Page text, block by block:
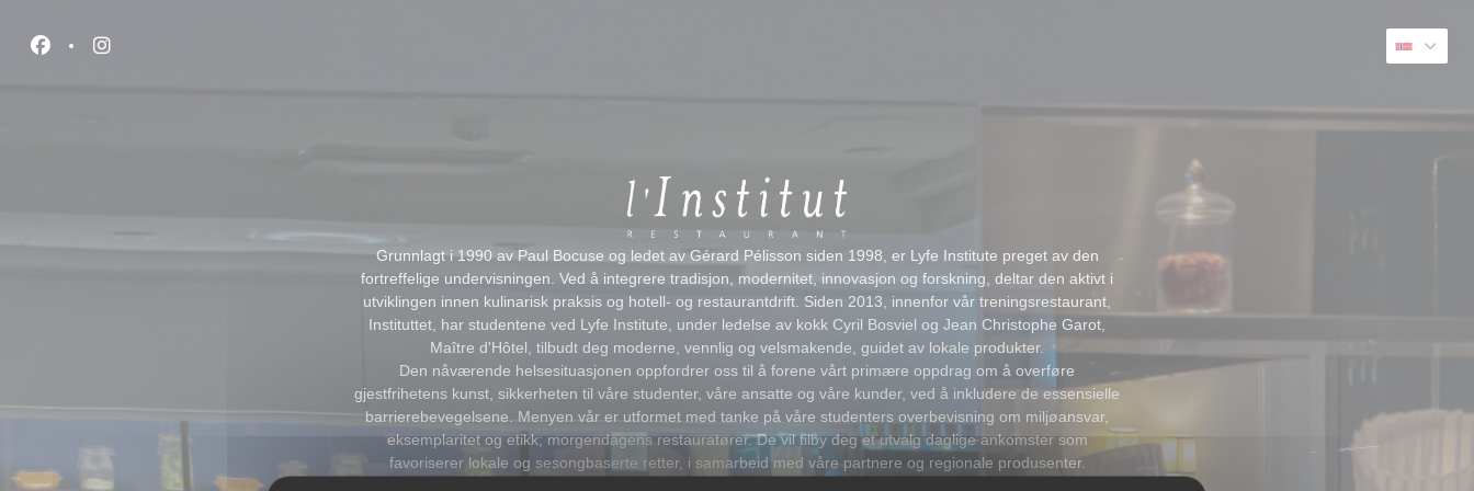
Facebook ((åpner i et nytt vindu))
Instagram ((åpner i et nytt vindu))
Grunnlagt i 1990 av Paul Bocuse og ledet av Gérard Pélisson siden 1998, er Lyfe Institute preget av den
fortreffelige undervisningen. Ved å integrere tradisjon, modernitet, innovasjon og forskning, deltar den aktivt i
utviklingen innen kulinarisk praksis og hotell- og restaurantdrift. Siden 2013, innenfor vår treningsrestaurant,
Instituttet, har studentene ved Lyfe Institute, under ledelse av kokk Cyril Bosviel og Jean Christophe Garot,
Maître d'Hôtel, tilbudt deg moderne, vennlig og velsmakende, guidet av lokale produkter.
Den nåværende helsesituasjonen oppfordrer oss til å forene vårt primære oppdrag om å overføre
gjestfrihetens kunst, sikkerheten til våre studenter, våre ansatte og våre kunder, ved å inkludere de essensielle
barrierebevegelsene. Menyen vår er utformet med tanke på våre studenters overbevisning om miljøansvar,
eksemplaritet og etikk; morgendagens restauratører. De vil tilby deg et utvalg daglige ankomster som
favoriserer lokale og sesongbaserte retter, i samarbeid med våre partnere og regionale produsenter.